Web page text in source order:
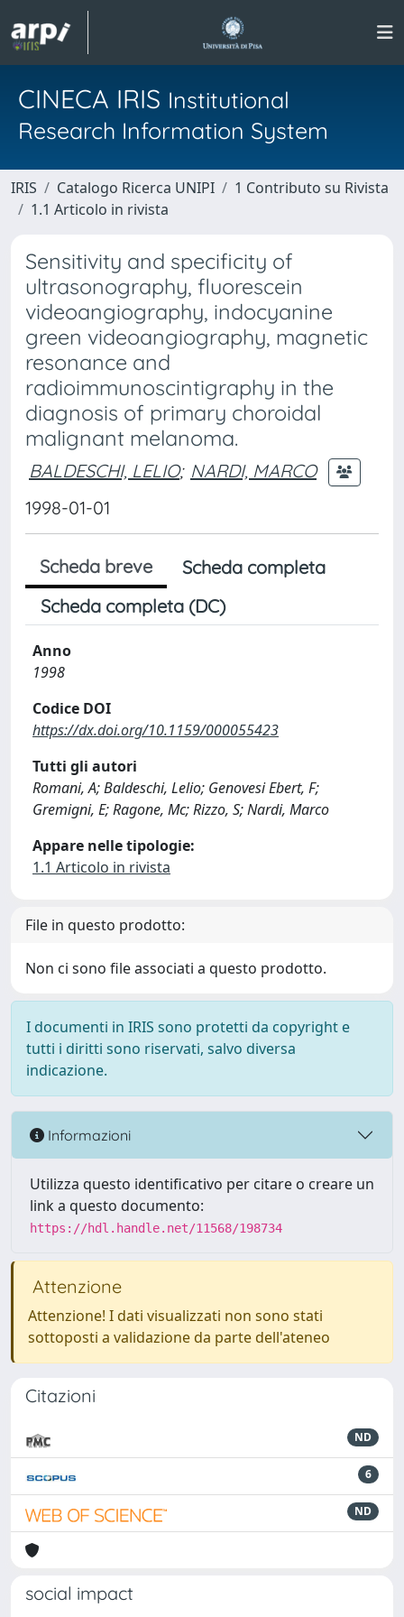
CINECA IRIS Institutional
Research Information System
IRIS Catalogo Ricerca UNIPI
1 Contributo su Rivista
1.1 Articolo in rivista
Sensitivity and specificity of
ultrasonography, fluorescein
videoangiography, indocyanine
green videoangiography, magnetic
resonance and
radioimmunoscintigraphy in the
diagnosis of primary choroidal
malignant melanoma.
BALDESCHI, LELIO; NARDI, MARCO
1998-01-01
Scheda breve
Scheda completa
Scheda completa (DC)
Anno
1998
Codice DOI
https://dx.doi.org/10.1159/000055423
Tutti gli autori
Romani, A; Baldeschi, Lelio; Genovesi Ebert, F;
Gremigni, E; Ragone, Mc; Rizzo, S; Nardi, Marco
Appare nelle tipologie:
1.1 Articolo in rivista
File in questo prodotto:
Non ci sono file associati a questo prodotto.
I documenti in IRIS sono protetti da copyright e
tutti i diritti sono riservati, salvo diversa
indicazione.
Informazioni
Utilizza questo identificativo per citare o creare un
link a questo documento:
https://hdl.handle.net/11568/198734
Attenzione
Attenzione! I dati visualizzati non sono stati
sottoposti a validazione da parte dell'ateneo
Citazioni
ND
6
ND
social impact